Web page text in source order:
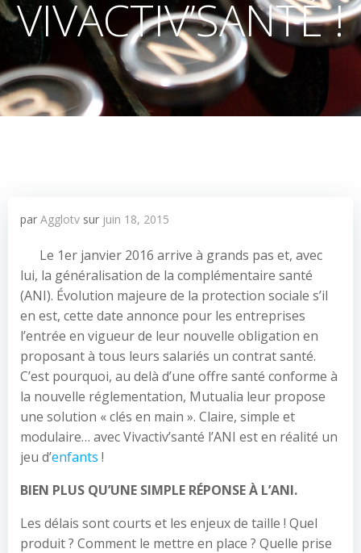
VIVACTIV’SANTÉ !
par Agglotv sur juin 18, 2015
Le 1er janvier 2016 arrive à grands pas et, avec
lui, la généralisation de la complémentaire santé
(ANI). Évolution majeure de la protection sociale s’il
en est, cette date annonce pour les entreprises
l’entrée en vigueur de leur nouvelle obligation en
proposant à tous leurs salariés un contrat santé.
C’est pourquoi, au delà d’une offre santé conforme à
la nouvelle réglementation, Mutualia leur propose
une solution « clés en main ». Claire, simple et
modulaire… avec Vivactiv’santé l’ANI est en réalité un
jeu d’enfants !
BIEN PLUS QU’UNE SIMPLE RÉPONSE À L’ANI.
Les délais sont courts et les enjeux de taille ! Quel
produit ? Comment le mettre en place ? Quelle prise